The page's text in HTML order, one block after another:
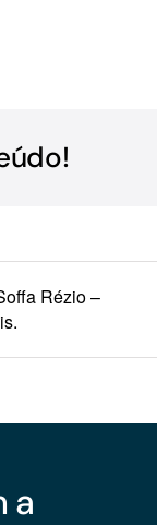
Rézio –
a